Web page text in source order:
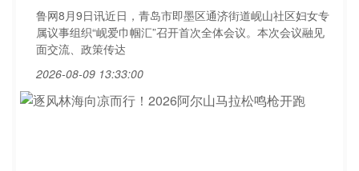
鲁网8月9日讯近日，青岛市即墨区通济街道岘山社区妇女专
属议事组织“岘爱巾帼汇”召开首次全体会议。本次会议融见
面交流、政策传达
2026-08-09 13:33:00